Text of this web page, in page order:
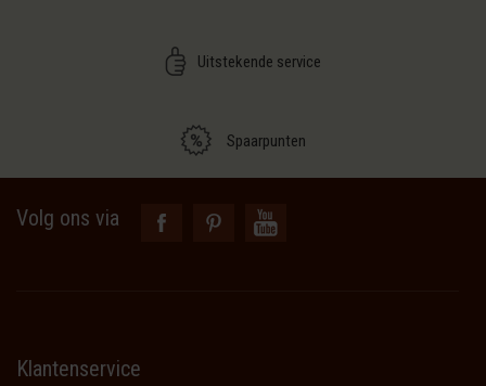
Uitstekende service
Spaarpunten
Volg ons via
Klantenservice